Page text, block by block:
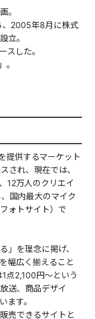
。
、2005年8月に株式
立。
スした。
。
提供するマーケット
され、現在では、
12万人のクリエイ
国内最大のマイク
ォトサイト）で
」を理念に掲げ、
幅広く揃えること
点2,100円～という
送、商品デザイ
ます。
売できるサイトと